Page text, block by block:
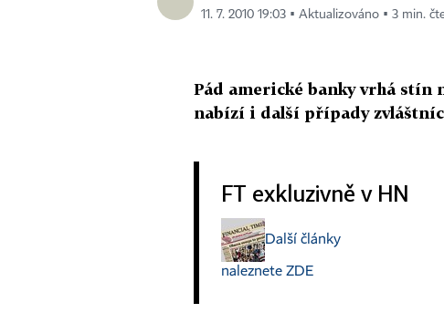
11. 7. 2010 19:03 ▪ Aktualizováno ▪ 3 min.
Pád americké banky vrhá
nabízí i další případy
FT exkluzivně v HN
Další články
naleznete ZDE